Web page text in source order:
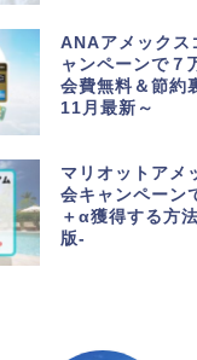
ANAアメックス
ャンペーンで７
会費無料＆節約
11月最新～
マリオットアメ
会キャンペーン
＋α獲得する方
版-